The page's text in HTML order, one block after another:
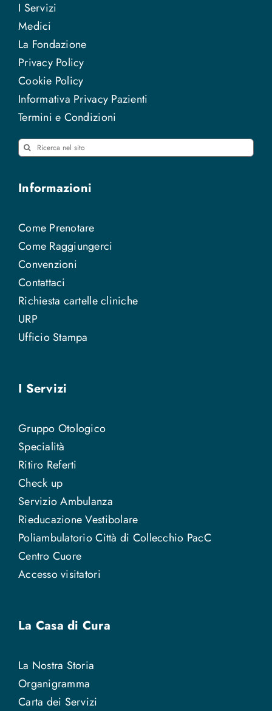
I Servizi
Medici
La Fondazione
Privacy Policy
Cookie Policy
Informativa Privacy Pazienti
Termini e Condizioni
Cerca
Informazioni
Come Prenotare
Come Raggiungerci
Convenzioni
Contattaci
Richiesta cartelle cliniche
URP
Ufficio Stampa
I Servizi
Gruppo Otologico
Specialità
Ritiro Referti
Check up
Servizio Ambulanza
Rieducazione Vestibolare
Poliambulatorio Città di Collecchio PacC
Centro Cuore
Accesso visitatori
La Casa di Cura
La Nostra Storia
Organigramma
Carta dei Servizi